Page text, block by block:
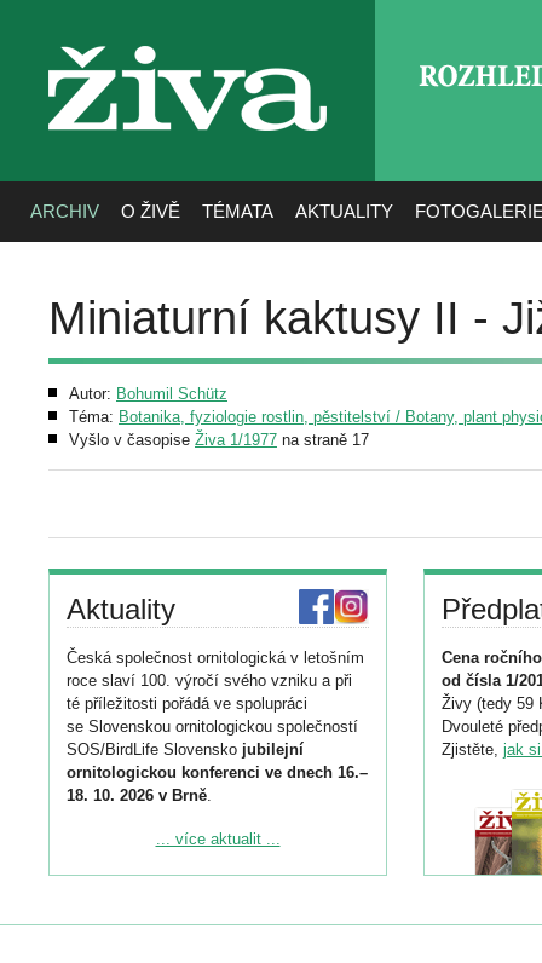
živa
ARCHIV O ŽIVĚ TÉMATA AKTUALITY
Miniaturní kaktusy II -
Autor: Bohumil Schütz
Téma: Botanika, fyziologie rostlin, pěstitelství / Botany, plant
Vyšlo v časopise Živa 1/1977 na straně 17
Aktuality
Česká společnost ornitologická v letošním
roce slaví 100. výročí svého vzniku a při
té příležitosti pořádá ve spolupráci
se Slovenskou ornitologickou společností
SOS/BirdLife Slovensko jubilejní
ornitologickou konferenci ve dnech 16.–
18. 10. 2026 v Brně.
Podrobnější informace ke konferenci
Registrovat se můžete do 6. září.
... více aktualit ...
Cena
od čísla 1/
Živy (tedy 59
Dvouleté
Zjistěte, jak